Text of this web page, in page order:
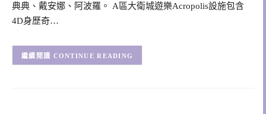
典典、戴安娜、阿波羅。 A區大衛城遊樂Acropolis設施包含
4D身歷奇…
CONTINUE READING